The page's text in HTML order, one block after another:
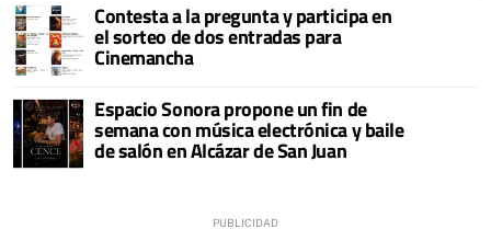
Contesta a la pregunta y participa en
el sorteo de dos entradas para
Cinemancha
Espacio Sonora propone un fin de
semana con música electrónica y baile
de salón en Alcázar de San Juan